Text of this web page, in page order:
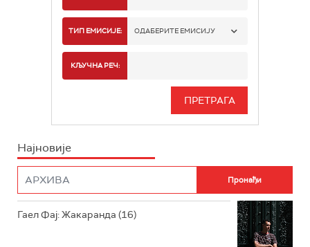
РАДИО БЕОГРАД 1
РАДИО БЕОГРАД 3
РАДИО РОКЕНРОЛЕР
ТИП ЕМИСИЈЕ: ОДАБЕРИТЕ ЕМИСИЈУ
ИНФО
КЉУЧНА РЕЧ:
Најновије
Гаел Фај: Жакаранда (16)